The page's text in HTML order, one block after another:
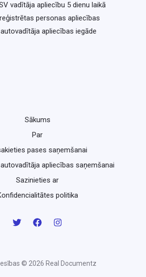
vadītāja apliecību 5 dienu laikā
personas apliecības
apliecības iegāde
Sākums
Par
pases saņemšanai
apliecības saņemšanai
Sazinieties ar
politika
© 2026 Real Documentz